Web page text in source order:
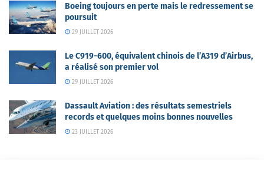
Boeing toujours en perte mais le redressement se
poursuit
29 JUILLET 2026
Le C919-600, équivalent chinois de l’A319 d’Airbus,
a réalisé son premier vol
29 JUILLET 2026
Dassault Aviation : des résultats semestriels
records et quelques moins bonnes nouvelles
23 JUILLET 2026